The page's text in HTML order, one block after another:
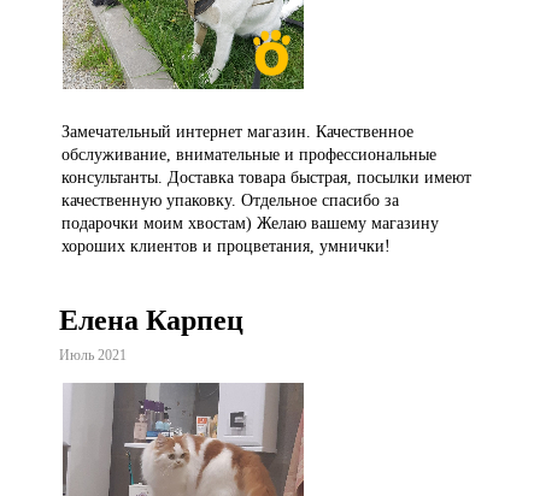
Замечательный интернет магазин. Качественное
обслуживание, внимательные и профессиональные
консультанты. Доставка товара быстрая, посылки имеют
качественную упаковку. Отдельное спасибо за
подарочки моим хвостам) Желаю вашему магазину
хороших клиентов и процветания, умнички!
Елена Карпец
Июль 2021